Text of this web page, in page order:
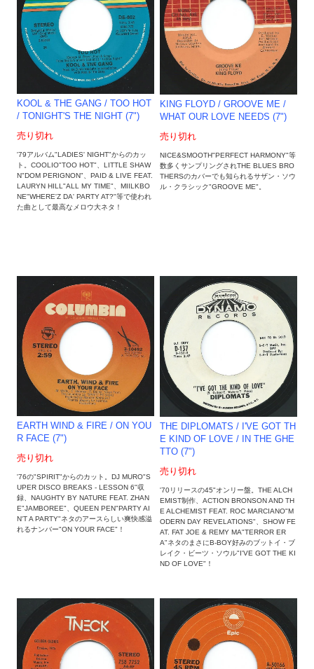
KOOL & THE GANG / TOO HOT
/ TONIGHT'S THE NIGHT (7")
売り切れ
'79アルバム"LADIES' NIGHT"からのカッ
ト。COOLIO"TOO HOT"、LITTLE SHAW
N"DOM PERIGNON"、PAID & LIVE FEAT.
LAURYN HILL"ALL MY TIME"、MIILKBO
NE"WHERE'Z DA' PARTY AT?"等で使われ
た曲として最高なメロウ大ネタ！
KING FLOYD / GROOVE ME /
WHAT OUR LOVE NEEDS (7")
売り切れ
NICE&SMOOTH"PERFECT HARMONY"等
数多くサンプリングされTHE BLUES BRO
THERSのカバーでも知られるサザン・ソウ
ル・クラシック"GROOVE ME"。
EARTH WIND & FIRE / ON YOU
R FACE (7")
売り切れ
'76の"SPIRIT"からのカット。DJ MURO"S
UPER DISCO BREAKS - LESSON 6"収
録、NAUGHTY BY NATURE FEAT. ZHAN
E"JAMBOREE"、QUEEN PEN"PARTY AI
N'T A PARTY"ネタのアースらしい爽快感溢
れるナンバー"ON YOUR FACE"！
THE DIPLOMATS / I'VE GOT TH
E KIND OF LOVE / IN THE GHE
TTO (7")
売り切れ
'70リリースの45"オンリー盤。THE ALCH
EMIST制作、ACTION BRONSON AND TH
E ALCHEMIST FEAT. ROC MARCIANO"M
ODERN DAY REVELATIONS"、SHOW FE
AT. FAT JOE & REMY MA"TERROR ER
A"ネタのまさにB-BOY好みのブットイ・ブ
レイク・ビーツ・ソウル"I'VE GOT THE KI
ND OF LOVE"！